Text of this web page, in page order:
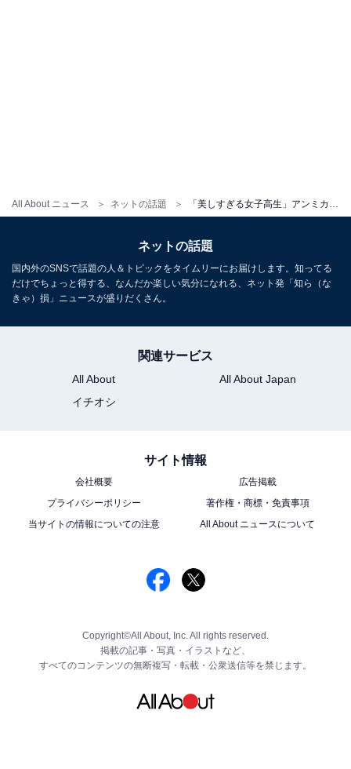
All About ニュース ネットの話題
ネットの話題
国内外のSNSで話題の人＆トピックをタイムリーにお届けします。知ってる
だけでちょっと得する、なんだか楽しい気分になれる、ネット発「知ら（な
きゃ）損」ニュースが盛りだくさん。
関連サービス
All About
All About Japan
イチオシ
サイト情報
会社概要
広告掲載
プライバシーポリシー
著作権・商標・免責事項
当サイトの情報についての注意
All About ニュースについて
Copyright©All About, Inc. All rights reserved.
掲載の記事・写真・イラストなど、
すべてのコンテンツの無断複写・転載・公衆送信等を禁じます。